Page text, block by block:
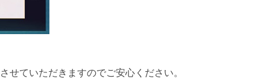
ていただきますのでご安心ください。